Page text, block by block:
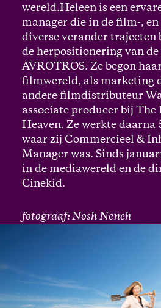
wereld.Heleen is een
manager die in de film-,
diverse verander trajecten
de herpositionering van
AVROTROS. Ze begon
filmwereld, als marketing
andere filmdistributeur
associate producer bij The
Heaven. Ze werkte daarna
waar zij Commercieel &
Manager was. Sinds
in de mediawereld en de
Cinekid.
fotograaf: Nosh Neneh